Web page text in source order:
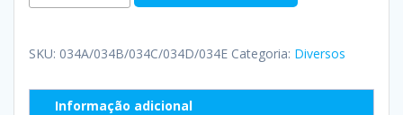
SKU: 034A/034B/034C/034D/034E Categoria: Diversos
Informação adicional